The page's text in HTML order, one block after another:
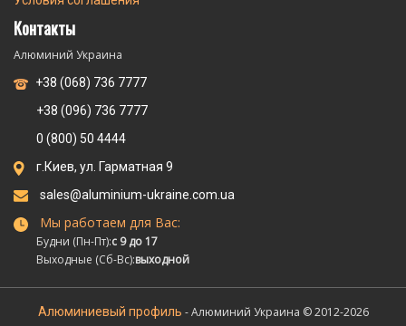
Контакты
Алюминий Украина
+38 (068) 736 7777
+38 (096) 736 7777
0 (800) 50 4444
г.Киев, ул. Гарматная 9
sales@aluminium-ukraine.com.ua
Мы работаем для Вас:
Будни (Пн-Пт):с 9 до 17
Выходные (Сб-Вс):выходной
Алюминиевый профиль - Алюминий Украина © 2012-2026